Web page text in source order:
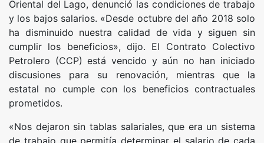
Oriental del Lago, denunció las condiciones de trabajo
y los bajos salarios. «Desde octubre del año 2018 solo
ha disminuido nuestra calidad de vida y siguen sin
cumplir los beneficios», dijo. El Contrato Colectivo
Petrolero (CCP) está vencido y aún no han iniciado
discusiones para su renovación, mientras que la
estatal no cumple con los beneficios contractuales
prometidos.
«Nos dejaron sin tablas salariales, que era un sistema